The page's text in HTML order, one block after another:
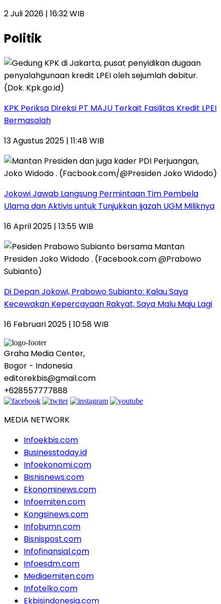
2 Juli 2026 | 16:32 WIB
Politik
KPK Periksa Direksi PT MAJU Terkait Fasilitas Kredit LPEI
Bermasalah
13 Agustus 2025 | 11:48 WIB
Jokowi Jawab Langsung Permintaan Tim Pembela
Ulama dan Aktivis untuk Tunjukkan Ijazah UGM Miliknya
16 April 2025 | 13:55 WIB
Di Depan Jokowi, Prabowo Subianto: Kalau Saya
Kecewakan Kepercayaan Rakyat, Saya Malu Maju Lagi
16 Februari 2025 | 10:58 WIB
Graha Media Center,
Bogor - Indonesia
editorekbis@gmail.com
+628557777888
MEDIA NETWORK
Infoekbis.com
Businesstoday.id
Infoekonomi.com
Bisnisnews.com
Ekonominews.com
Infoemiten.com
Kongsinews.com
Infobumn.com
Bisnispost.com
Infofinansial.com
Infoesdm.com
Mediaemiten.com
Infotelko.com
Ekbisindonesia.com